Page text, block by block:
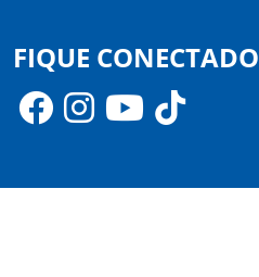
FIQUE CONECTADO